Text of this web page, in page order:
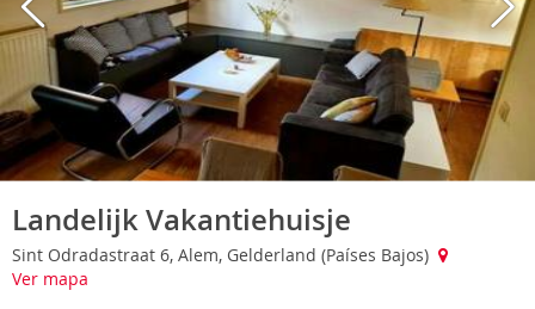
Landelijk Vakantiehuisje
Sint Odradastraat 6, Alem, Gelderland (Países Bajos)
Ver mapa